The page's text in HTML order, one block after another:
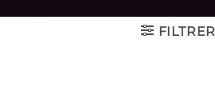
FILTRER